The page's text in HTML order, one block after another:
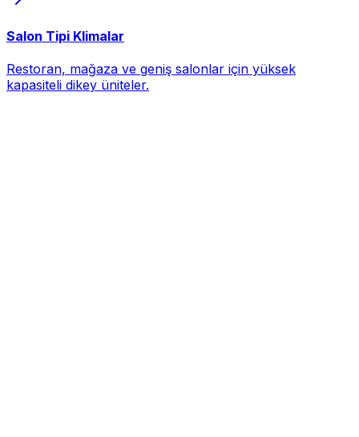
Salon Tipi Klimalar
Restoran, mağaza ve geniş salonlar için yüksek
kapasiteli dikey üniteler.